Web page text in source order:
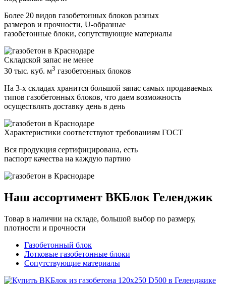
Более 20 видов газобетонных блоков разных
размеров и прочности, U-образные
газобетонные блоки, сопутствующие материалы
Складской запас не менее
30 тыс. куб. м3 газобетонных блоков
На 3-х складах хранится большой запас самых продаваемых
типов газобетонных блоков, что даем возможность
осуществлять доставку день в день
Характеристики соответствуют требованиям ГОСТ
Вся продукция сертифицирована, есть
паспорт качества на каждую партию
Наш ассортимент ВКБлок Геленджик
Товар в наличии на складе, большой выбор по размеру,
плотности и прочности
Газобетонный блок
Лотковые газобетонные блоки
Сопутствующие материалы